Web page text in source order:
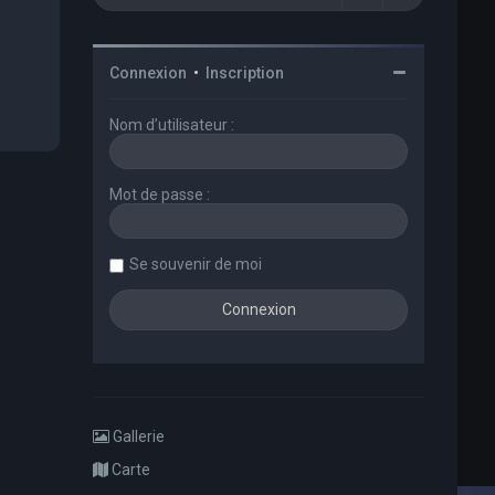
Connexion • Inscription
Nom d’utilisateur :
Mot de passe :
Se souvenir de moi
Gallerie
Carte